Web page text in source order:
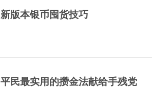
新版本银币囤货技巧
平民最实用的攒金法献给手残党